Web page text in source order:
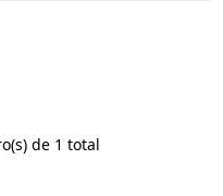
de 1 total